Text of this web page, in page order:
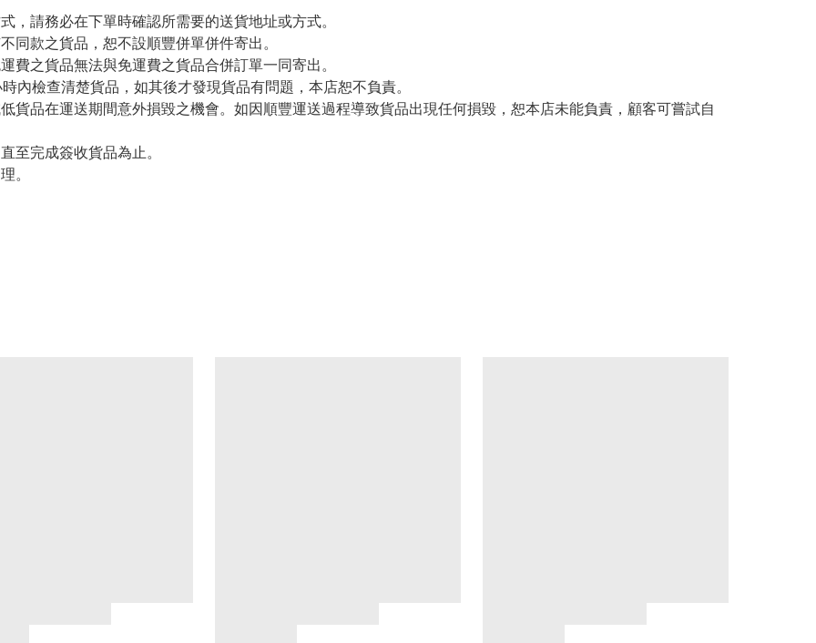
請務必在下單時確認所需要的送貨地址或方式。
款之貨品，恕不設順豐併單併件寄出。
之貨品無法與免運費之貨品合併訂單一同寄出。
檢查清楚貨品，如其後才發現貨品有問題，本店恕不負責。
品在運送期間意外損毀之機會。如因順豐運送過程導致貨品出現任何損毀，恕本店未能負責，顧客可嘗試自
完成簽收貨品為止。
。